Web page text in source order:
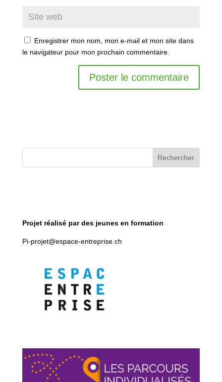
Enregistrer mon nom, mon e-mail et mon site dans
le navigateur pour mon prochain commentaire.
:
Rechercher
Projet réalisé par des jeunes en formation
Pi-projet@espace-entreprise.ch